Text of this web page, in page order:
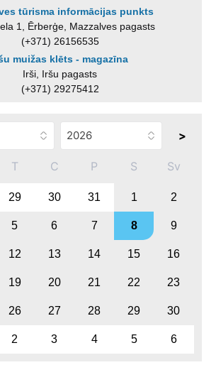
tūrisma informācijas punkts
1, Ērberģe, Mazzalves pagasts
(+371) 26156535
muižas klēts - magazīna
Irši, Iršu pagasts
(+371) 29275412
>
T C P S Sv
29 30 31 1 2
5 6 7 8 9
12 13 14 15 16
19 20 21 22 23
26 27 28 29 30
2 3 4 5 6